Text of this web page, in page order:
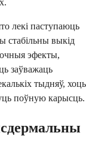
лекі паступаюць
стабільны выкід
эфекты,
заўважаць
тыдняў, хоць
поўную карысць.